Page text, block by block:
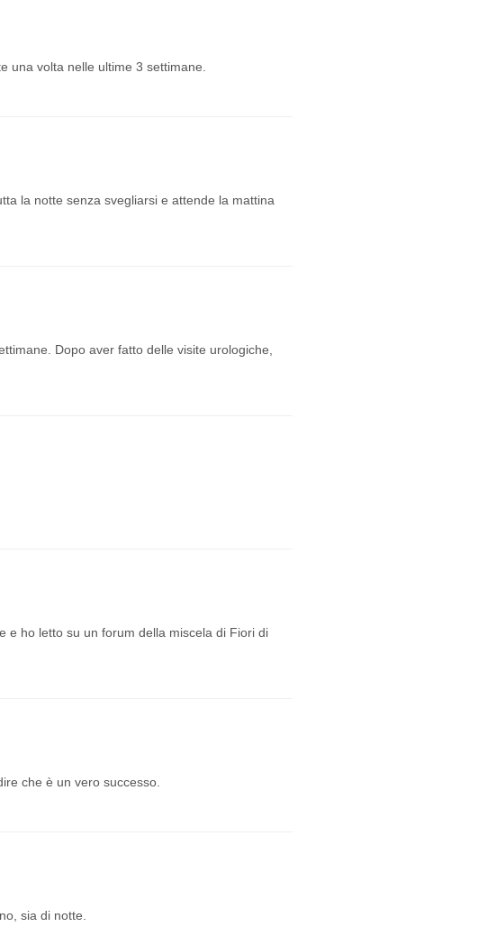
una volta nelle ultime 3 settimane.
la notte senza svegliarsi e attende la mattina
Dopo aver fatto delle visite urologiche,
e ho letto su un forum della miscela di Fiori di
che è un vero successo.
sia di notte.